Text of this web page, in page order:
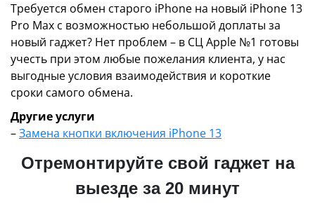
Требуется обмен старого iPhone на новый iPhone 13
Pro Max с возможностью небольшой доплаты за
новый гаджет? Нет проблем – в СЦ Apple №1 готовы
учесть при этом любые пожелания клиента, у нас
выгодные условия взаимодействия и короткие
сроки самого обмена.
Другие услуги
–Замена кнопки включения iPhone 13
Отремонтируйте свой гаджет на
выезде за 20 минут